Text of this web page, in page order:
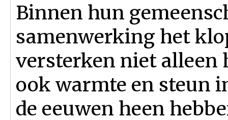
Binnen hun
samenwerking het
versterken niet alleen
ook warmte en steun
de eeuwen heen